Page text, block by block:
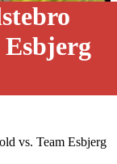
vs. Team Esbjerg